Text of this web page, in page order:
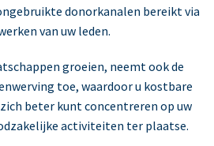
donorkanalen bereikt via
van uw leden.
groeien, neemt ook de
toe, waardoor u kostbare
beter kunt concentreren op uw
activiteiten ter plaatse.